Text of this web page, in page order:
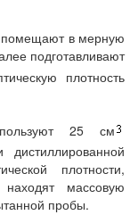
помещают в мерную
подготавливают
плотность
25 см
плотности,
массовую
пробы.